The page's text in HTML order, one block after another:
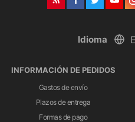
Idioma
INFORMACIÓN DE PEDIDOS
Gastos de envío
Plazos de entrega
Formas de pago